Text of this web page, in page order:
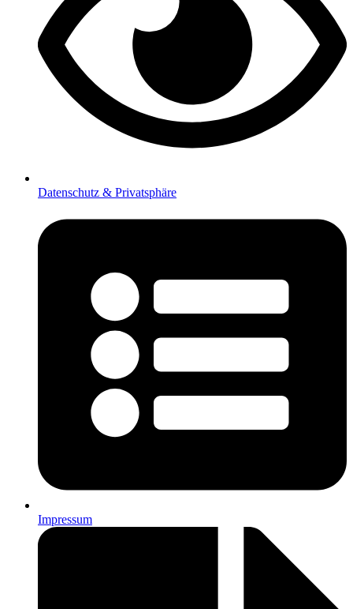
Datenschutz & Privatsphäre
Impressum